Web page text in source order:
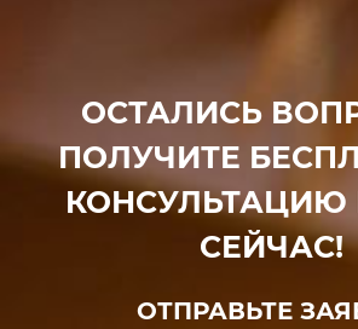
ОСТАЛИСЬ
ПОЛУЧИТЕ
КОНСУЛЬТАЦИЮ
СЕЙЧАС!
ОТПРАВЬТЕ